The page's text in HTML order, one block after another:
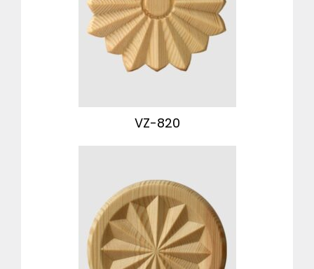
VZ-820